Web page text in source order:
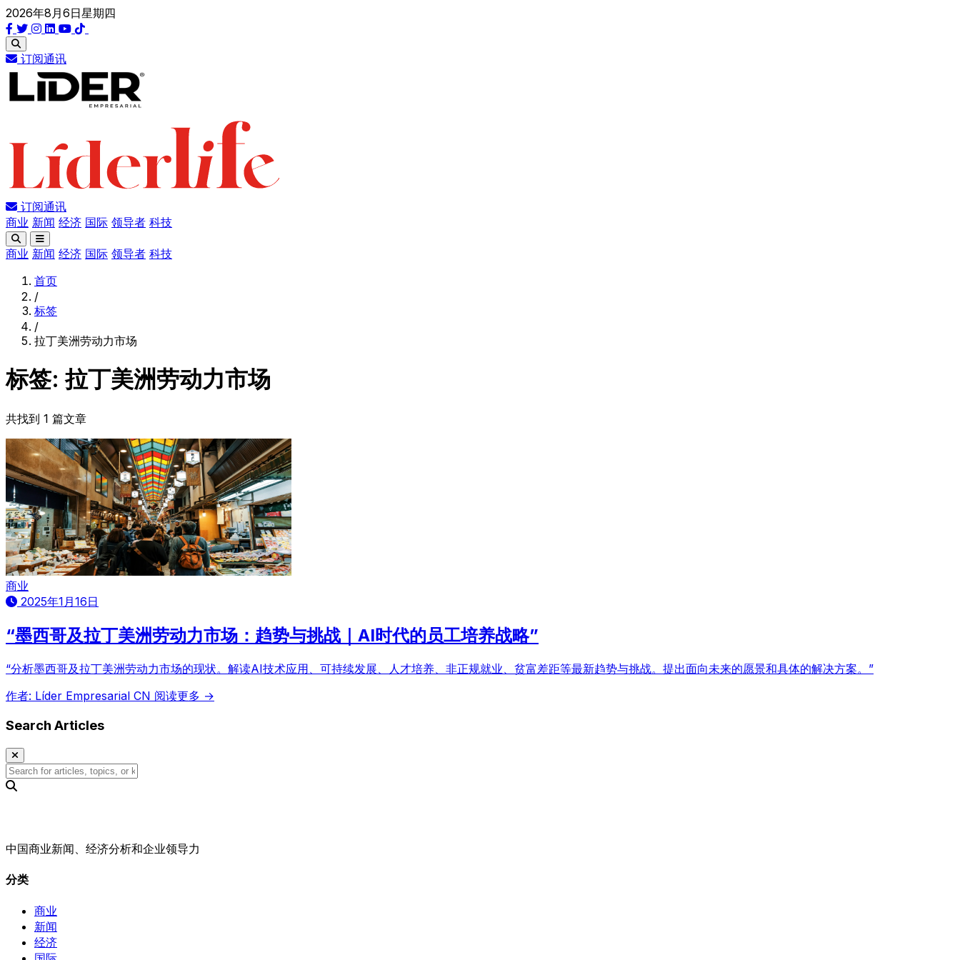
2026年8月6日星期四
订阅通讯
订阅通讯
商业 新闻 经济 国际 领导者 科技
商业 新闻 经济 国际 领导者 科技
首页
/
标签
/
拉丁美洲劳动力市场
标签: 拉丁美洲劳动力市场
共找到 1 篇文章
商业
2025年1月16日
“墨西哥及拉丁美洲劳动力市场：趋势与挑战｜AI时代的员工培养战略”
“分析墨西哥及拉丁美洲劳动力市场的现状。解读AI技术应用、可持续发展、人才培养、非正规就业、贫富差距等最新趋势与挑战。提出面向未来的愿景和具体的解决方案。”
作者: Líder Empresarial CN 阅读更多 →
Search Articles
中国商业新闻、经济分析和企业领导力
分类
商业
新闻
经济